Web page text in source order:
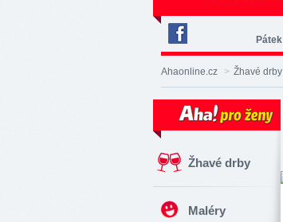
Deník
Aha!
na
Pátek
Ahaonline.cz > Žhavé drby
Žhavé drby
Maléry